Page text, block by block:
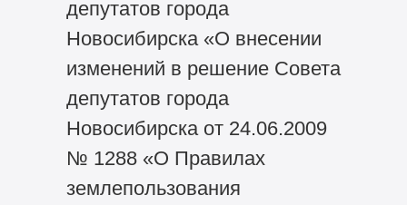
депутатов города
Новосибирска «О внесении
изменений в решение Совета
депутатов города
Новосибирска от 24.06.2009
№ 1288 «О Правилах
землепользования